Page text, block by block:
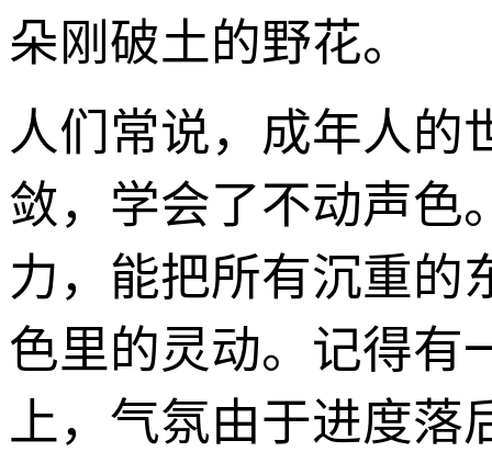
朵刚破土的野花。
人们常说，成年人的
敛，学会了不动声色
力，能把所有沉重的
色里的灵动。记得有
上，气氛由于进度落